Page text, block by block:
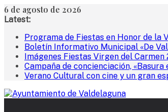
Saltar
al
6 de agosto de 2026
Latest:
Programa de Fiestas en Honor de la
Boletín Informativo Municipal «De
Imágenes Fiestas Virgen del Carmen
Campaña de concienciación, «Basura
Verano Cultural con cine y un gran